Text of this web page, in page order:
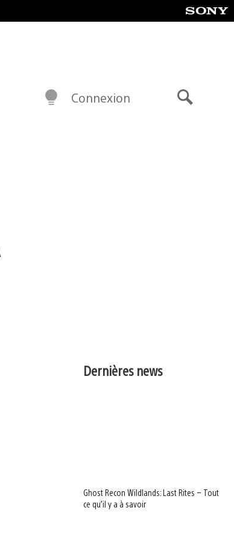
Connexion
Dernières news
Ghost Recon Wildlands: Last Rites – Tout
ce qu’il y a à savoir